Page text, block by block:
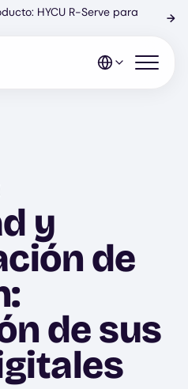
HYCU R-Serve para
→
Abrir el
y
de
de sus